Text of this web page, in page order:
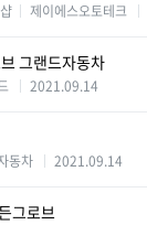
제이에스오토테크
그랜드자동차
2021.09.14
동차 2021.09.14
그로브